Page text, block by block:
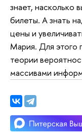
знает, насколько
билеты. А знать
цены и
Мария. Для этого
теории
массивами